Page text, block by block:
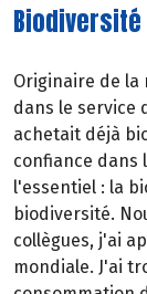
Biodiversité
Originaire de la
dans le service
achetait déjà
confiance dans
l'essentiel : la
biodiversité.
collègues, j'ai
mondiale. J'ai